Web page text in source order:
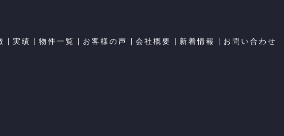
実績 物件一覧 お客様の声 会社概要 新着情報 お問い合わせ